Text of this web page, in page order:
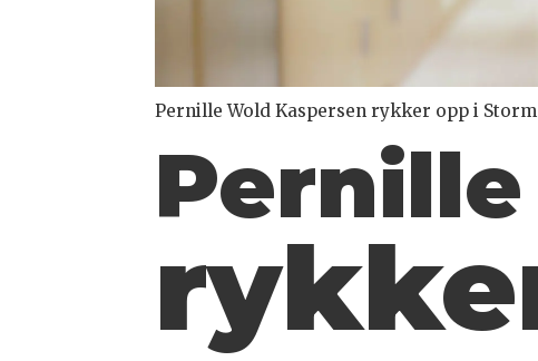
Pernille Wold Kaspersen rykker opp i Storm